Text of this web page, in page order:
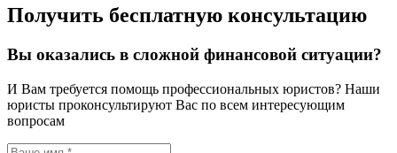
Получить бесплатную консультацию
Вы оказались в сложной финансовой ситуации?
И Вам требуется помощь профессиональных юристов? Наши
юристы проконсультируют Вас по всем интересующим
вопросам